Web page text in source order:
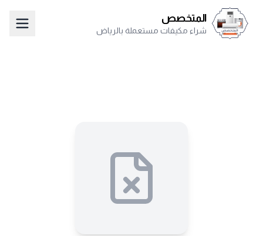
المتخصص
شراء مكيفات مستعملة بالرياض